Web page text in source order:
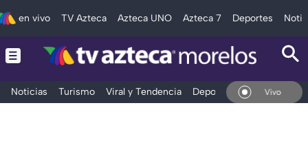
en vivo TV Azteca Azteca UNO Azteca 7 Deportes
Noticias Turismo Viral y Tendencia Deportes Espectáculos
En Vivo